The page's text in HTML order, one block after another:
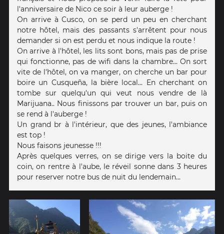
l'anniversaire de Nico ce soir à leur auberge !
On arrive à Cusco, on se perd un peu en cherchant
notre hôtel, mais des passants s'arrêtent pour nous
demander si on est perdu et nous indique la route !
On arrive à l'hôtel, les lits sont bons, mais pas de prise
qui fonctionne, pas de wifi dans la chambre... On sort
vite de l'hôtel, on va manger, on cherche un bar pour
boire un Cusqueña, la bière local... En cherchant on
tombe sur quelqu'un qui veut nous vendre de là
Marijuana.. Nous finissons par trouver un bar, puis on
se rend à l'auberge !
Un grand br à l'intérieur, que des jeunes, l'ambiance
est top !
Nous faisons jeunesse !!!
Après quelques verres, on se dirige vers la boite du
coin, on rentre à l'aube, le réveil sonne dans 3 heures
pour reserver notre bus de nuit du lendemain...